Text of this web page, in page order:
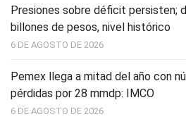
Presiones sobre déficit persisten;
billones de pesos, nivel histórico
6 DE AGOSTO DE 2026
Pemex llega a mitad del año con
pérdidas por 28 mmdp: IMCO
6 DE AGOSTO DE 2026